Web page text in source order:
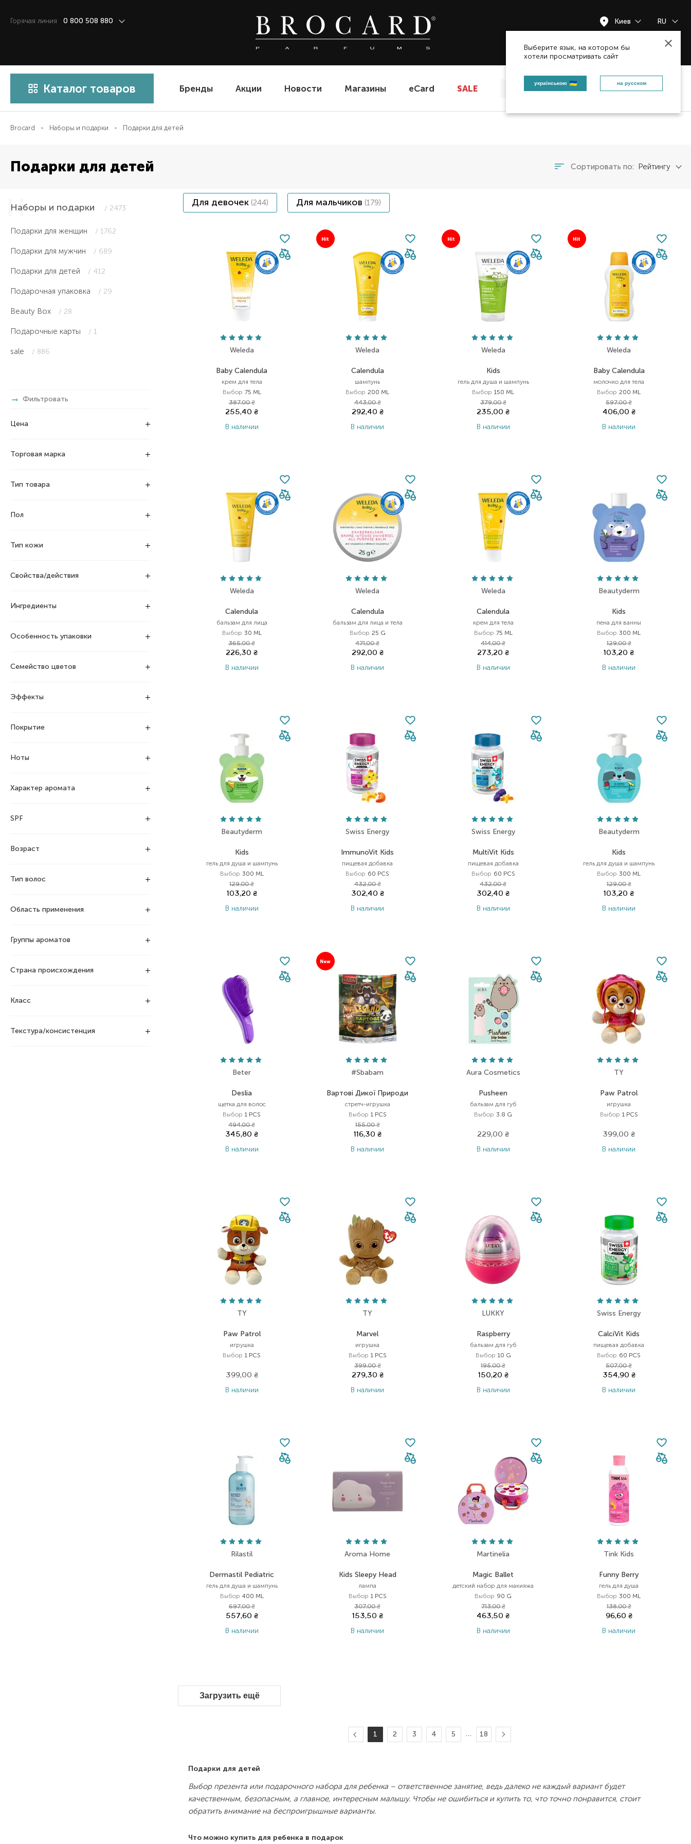
Горячая линия 0 800 508 880 Киев RU
Выберите язык, на котором бы
хотели просматривать сайт
Закрыть
українською на русском
Каталог товаров Бренды Акции Новости Магазины eCard SALE
Brocard Наборы и подарки Подарки для детей
Подарки для детей Сортировать по: Рейтингу
Наборы и подарки / 2473
Подарки для женщин / 1762
Подарки для мужчин / 689
Подарки для детей / 412
Подарочная упаковка / 29
Beauty Box / 28
Подарочные карты / 1
sale / 886
Фильтровать
Цена
Торговая марка
Тип товара
Пол
Тип кожи
Свойства/действия
Ингредиенты
Особенность упаковки
Семейство цветов
Эффекты
Покрытие
Ноты
Характер аромата
SPF
Возраст
Тип волос
Область применения
Группы ароматов
Страна происхождения
Класс
Текстура/консистенция
Для девочек (244) Для мальчиков (179)
Weleda
Baby Calendula
крем для тела
Выбор 75 ML
387,00₴
255,40₴
В наличии
Hit
Weleda
Calendula
шампунь
Выбор 200 ML
443,00₴
292,40 ₴
В наличии
Hit
Weleda
Kids
гель для душа и шампунь
Выбор 150 ML
379,00₴
235,00₴
В наличии
Hit
Weleda
Baby Calendula
молочко для тела
Выбор 200 ML
597,00₴
406,00 ₴
В наличии
Weleda
Calendula
бальзам для лица
Выбор 30 ML
365,00₴
226,30₴
В наличии
Weleda
Calendula
бальзам для лица и тела
Выбор 25 G
471,00₴
292,00 ₴
В наличии
Weleda
Calendula
крем для тела
Выбор 75 ML
414,00₴
273,20₴
В наличии
Beautyderm
Kids
пена для ванны
Выбор 300 ML
129,00₴
103,20₴
В наличии
Beautyderm
Kids
гель для душа и шампунь
Выбор 300 ML
129,00₴
103,20 ₴
В наличии
Swiss Energy
ImmunoVit Kids
пищевая добавка
Выбор 60 PCS
432,00₴
302,40 ₴
В наличии
Swiss Energy
MultiVit Kids
пищевая добавка
Выбор 60 PCS
432,00₴
302,40₴
В наличии
Beautyderm
Kids
гель для душа и шампунь
Выбор 300 ML
129,00₴
103,20₴
В наличии
Beter
Deslia
щетка для волос
Выбор 1 PCS
494,00₴
345,80₴
В наличии
New
#Sbabam
Вартові Дикої Природи
стретч-игрушка
Выбор 1 PCS
155,00₴
116,30 ₴
В наличии
Aura Cosmetics
Pusheen
бальзам для губ
Выбор 3.8 G
229,00₴
В наличии
TY
Paw Patrol
игрушка
Выбор 1 PCS
399,00₴
В наличии
TY
Paw Patrol
игрушка
Выбор 1 PCS
399,00 ₴
В наличии
TY
Marvel
игрушка
Выбор 1 PCS
399,00₴
279,30 ₴
В наличии
LUKKY
Raspberry
бальзам для губ
Выбор 10 G
195,00₴
150,20 ₴
В наличии
Swiss Energy
CalciVit Kids
пищевая добавка
Выбор 60 PCS
507,00₴
354,90 ₴
В наличии
Rilastil
Dermastil Pediatric
гель для душа и шампунь
Выбор 400 ML
697,00₴
557,60 ₴
В наличии
Aroma Home
Kids Sleepy Head
лампа
Выбор 1 PCS
307,00₴
153,50 ₴
В наличии
Martinelia
Magic Ballet
детский набор для макияжа
Выбор 90 G
713,00₴
463,50₴
В наличии
Tink Kids
Funny Berry
гель для душа
Выбор 300 ML
138,00₴
96,60 ₴
В наличии
Загрузить ещё
1 2 3 4 5 … 18
Подарки для детей
Выбор презента или подарочного набора для ребенка – ответственное занятие, ведь далеко не каждый вариант будет
качественным, безопасным, а главное, интересным малышу. Чтобы не ошибиться и купить то, что точно понравится, стоит
обратить внимание на беспроигрышные варианты.
Что можно купить для ребенка в подарок